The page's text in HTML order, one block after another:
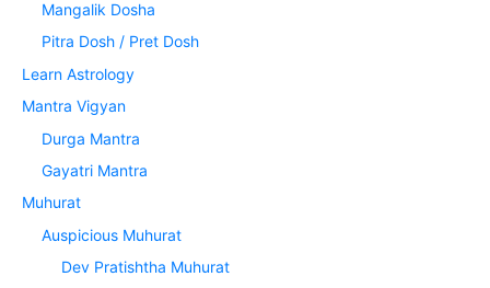
Mangalik Dosha
Pitra Dosh / Pret Dosh
Learn Astrology
Mantra Vigyan
Durga Mantra
Gayatri Mantra
Muhurat
Auspicious Muhurat
Dev Pratishtha Muhurat